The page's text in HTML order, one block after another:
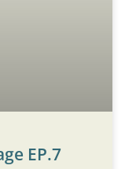
EP.7